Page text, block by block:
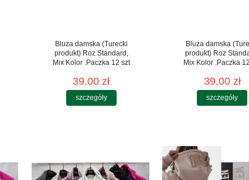
Bluza damska (Turecki
produkt) Roz Standard,
Mix Kolor .Paczka 12 szt
39.00 zł
szczegóły
Bluza damska
produkt) Roz
Mix Kolor .Paczka
39.00 zł
szczegóły